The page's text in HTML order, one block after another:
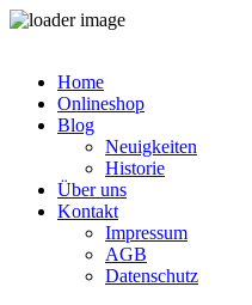
springenHome
Onlineshop
Blog
Neuigkeiten
Historie
Über uns
Kontakt
Impressum
AGB
Datenschutz